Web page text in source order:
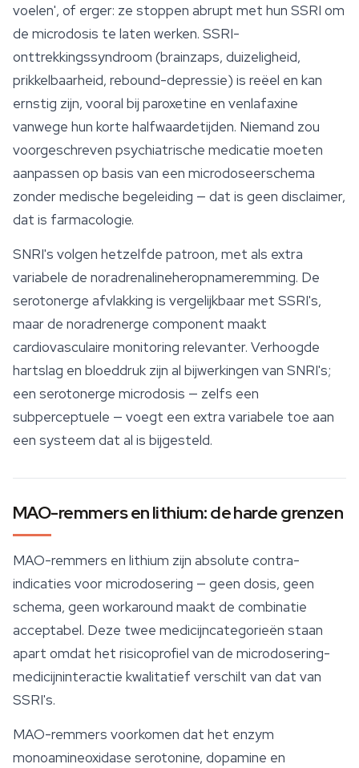
voelen', of erger: ze stoppen abrupt met hun SSRI om
de microdosis te laten werken. SSRI-
onttrekkingssyndroom (brainzaps, duizeligheid,
prikkelbaarheid, rebound-depressie) is reëel en kan
ernstig zijn, vooral bij paroxetine en venlafaxine
vanwege hun korte halfwaardetijden. Niemand zou
voorgeschreven psychiatrische medicatie moeten
aanpassen op basis van een microdoseerschema
zonder medische begeleiding — dat is geen disclaimer,
dat is farmacologie.
SNRI's volgen hetzelfde patroon, met als extra
variabele de noradrenalineheropnameremming. De
serotonerge afvlakking is vergelijkbaar met SSRI's,
maar de noradrenerge component maakt
cardiovasculaire monitoring relevanter. Verhoogde
hartslag en bloeddruk zijn al bijwerkingen van SNRI's;
een serotonerge microdosis — zelfs een
subperceptuele — voegt een extra variabele toe aan
een systeem dat al is bijgesteld.
MAO-remmers en lithium: de harde grenzen
MAO-remmers en lithium zijn absolute contra-
indicaties voor microdosering — geen dosis, geen
schema, geen workaround maakt de combinatie
acceptabel. Deze twee medicijncategorieën staan
apart omdat het risicoprofiel van de microdosering-
medicijninteractie kwalitatief verschilt van dat van
SSRI's.
MAO-remmers voorkomen dat het enzym
monoamineoxidase serotonine, dopamine en